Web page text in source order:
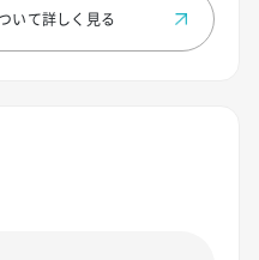
いて詳しく見る